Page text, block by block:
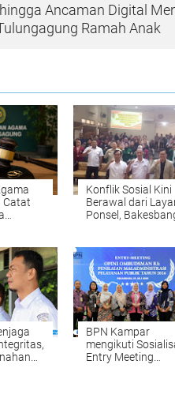
Ancaman Digital
Ramah Anak
Catat
Zina
Konflik Sosial Kini
Berawal dari
Ponsel,
AI Deepfake
BPN Kampar
mengikuti
Entry Meeting